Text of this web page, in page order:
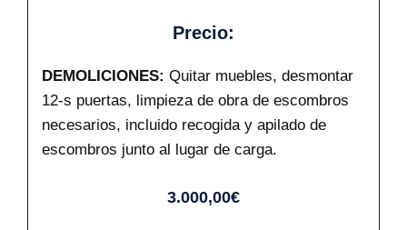
Precio:
DEMOLICIONES: Quitar muebles, desmontar
12-s puertas, limpieza de obra de escombros
necesarios, incluido recogida y apilado de
escombros junto al lugar de carga.
3.000,00€